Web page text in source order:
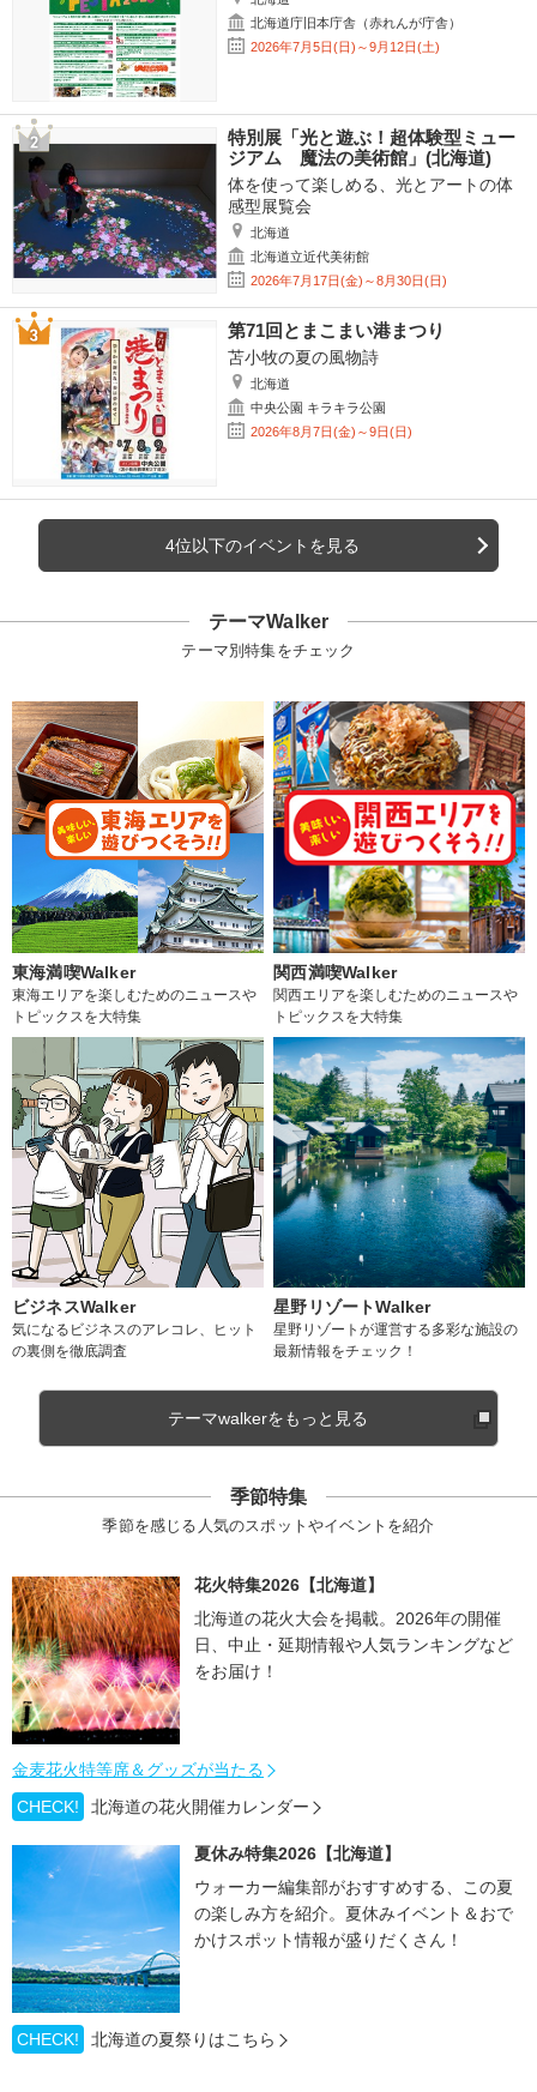
北海道庁旧本庁舎（赤れんが庁舎）
2026年7月5日(日)～9月12日(土)
特別展「光と遊ぶ！超体験型ミュー
ジアム 魔法の美術館」(北海道)
体を使って楽しめる、光とアートの体
感型展覧会
北海道
北海道立近代美術館
2026年7月17日(金)～8月30日(日)
第71回とまこまい港まつり
苫小牧の夏の風物詩
北海道
中央公園 キラキラ公園
2026年8月7日(金)～9日(日)
4位以下のイベントを見る
テーマWalker
テーマ別特集をチェック
東海満喫Walker
東海エリアを楽しむためのニュースや
トピックスを大特集
関西満喫Walker
関西エリアを楽しむためのニュースや
トピックスを大特集
ビジネスWalker
気になるビジネスのアレコレ、ヒット
の裏側を徹底調査
星野リゾートWalker
星野リゾートが運営する多彩な施設の
最新情報をチェック！
テーマwalkerをもっと見る
季節特集
季節を感じる人気のスポットやイベントを紹介
花火特集2026【北海道】
北海道の花火大会を掲載。2026年の開催
日、中止・延期情報や人気ランキングなど
をお届け！
金麦花火特等席＆グッズが当たる
CHECK!
北海道の花火開催カレンダー
夏休み特集2026【北海道】
ウォーカー編集部がおすすめする、この夏
の楽しみ方を紹介。夏休みイベント＆おで
かけスポット情報が盛りだくさん！
CHECK! 北海道の夏祭りはこちら